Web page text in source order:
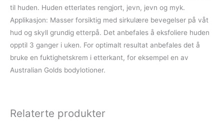
til huden. Huden etterlates rengjort, jevn, jevn og myk.
Applikasjon: Masser forsiktig med sirkulære bevegelser på våt
hud og skyll grundig etterpå. Det anbefales å eksfoliere huden
opptil 3 ganger i uken. For optimalt resultat anbefales det å
bruke en fuktighetskrem i etterkant, for eksempel en av
Australian Golds bodylotioner.
Relaterte produkter